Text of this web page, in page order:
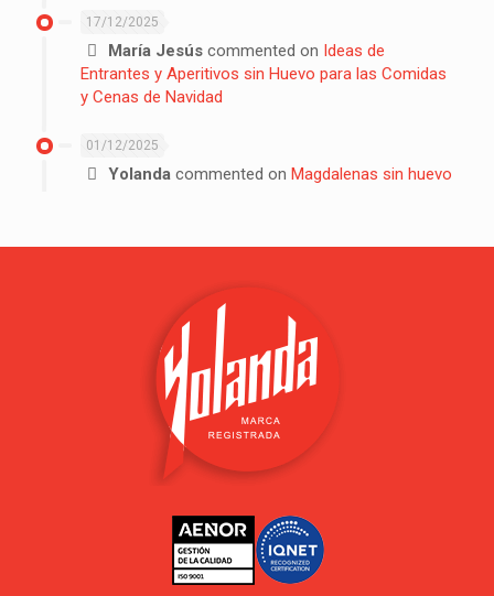
17/12/2025
María Jesús commented on Ideas de
Entrantes y Aperitivos sin Huevo para las Comidas
y Cenas de Navidad
01/12/2025
Yolanda commented on Magdalenas sin huevo